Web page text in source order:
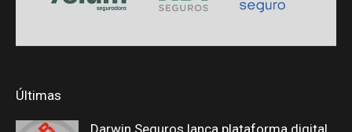
Últimas
Darwin Seguros lança plataforma digital